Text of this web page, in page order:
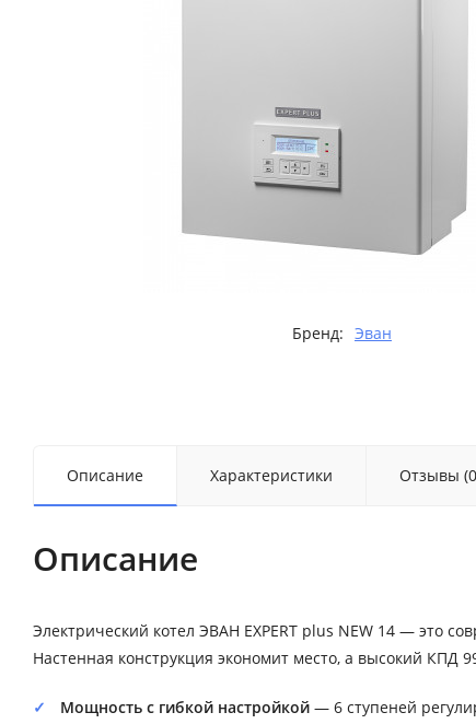
Бренд: Эван
Описание Характеристики Отзывы
Описание
Электрический котел ЭВАН EXPERT plus NEW 14 — это
Настенная конструкция экономит место, а высокий КПД
Мощность с гибкой настройкой — 6 ступеней